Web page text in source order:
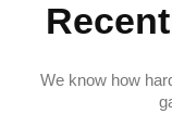
We know how